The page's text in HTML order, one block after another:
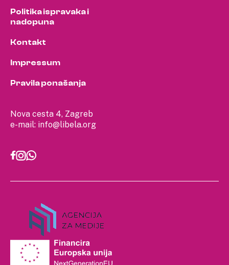
Nova cesta 4, Zagreb
e-mail: info@libela.org
Politika ispravaka i
nadopuna
Kontakt
Impressum
Pravila ponašanja